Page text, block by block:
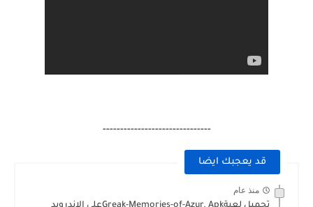
-------------------------------
قد يعجبك ايضا
منذ عام